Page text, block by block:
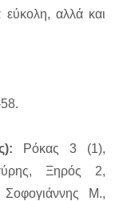
εύκολη, αλλά και
Ρόκας 3 (1),
Ξηρός 2,
Μ.,